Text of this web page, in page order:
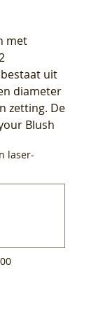
met
uit
diameter
zetting. De
Blush
laser-